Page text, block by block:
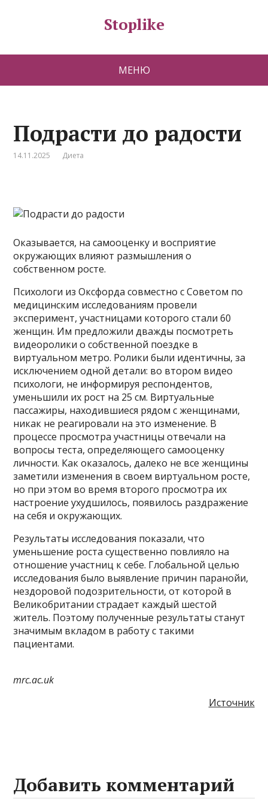
Stoplike
МЕНЮ
Подрасти до радости
14.11.2025 Диета
Оказывается, на самооценку и восприятие
окружающих влияют размышления о
собственном росте.
Психологи из Оксфорда совместно с Советом по
медицинским исследованиям провели
эксперимент, участницами которого стали 60
женщин. Им предложили дважды посмотреть
видеоролики о собственной поездке в
виртуальном метро. Ролики были идентичны, за
исключением одной детали: во втором видео
психологи, не информируя респондентов,
уменьшили их рост на 25 см. Виртуальные
пассажиры, находившиеся рядом с женщинами,
никак не реагировали на это изменение. В
процессе просмотра участницы отвечали на
вопросы теста, определяющего самооценку
личности. Как оказалось, далеко не все женщины
заметили изменения в своем виртуальном росте,
но при этом во время второго просмотра их
настроение ухудшилось, появилось раздражение
на себя и окружающих.
Результаты исследования показали, что
уменьшение роста существенно повлияло на
отношение участниц к себе. Глобальной целью
исследования было выявление причин паранойи,
нездоровой подозрительности, от которой в
Великобритании страдает каждый шестой
житель. Поэтому полученные результаты станут
значимым вкладом в работу с такими
пациентами.
mrc.ac.uk
Источник
Добавить комментарий